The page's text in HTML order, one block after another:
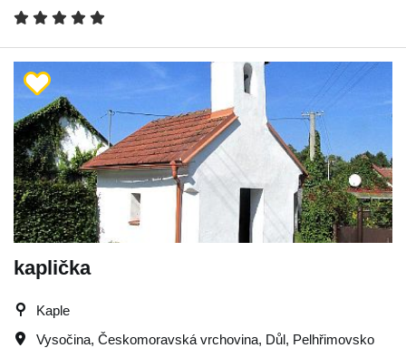
kaplička
Kaple
Vysočina, Českomoravská vrchovina, Důl, Pelhřimovsko